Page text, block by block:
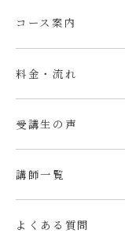
コース案内
料金・流れ
受講生の声
講師一覧
よくある質問